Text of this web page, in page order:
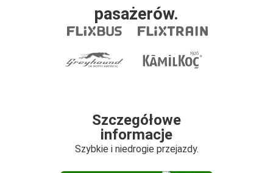
pasażerów.
Szczegółowe
informacje
Szybkie i niedrogie przejazdy.